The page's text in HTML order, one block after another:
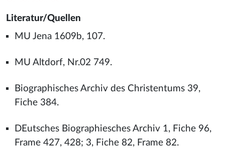
Literatur/Quellen
MU Jena 1609b, 107.
MU Altdorf, Nr.02 749.
Biographisches Archiv des Christentums 39,
Fiche 384.
DEutsches Biographiesches Archiv 1, Fiche 96,
Frame 427, 428; 3, Fiche 82, Frame 82.